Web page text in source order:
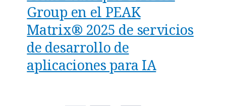
Group en el PEAK
Matrix® 2025 de servicios
de desarrollo de
aplicaciones para IA